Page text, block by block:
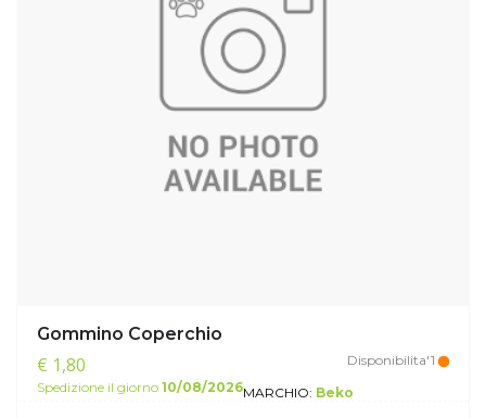
Gommino Coperchio
€ 1,80
Disponibilita'1
Spedizione il giorno 10/08/2026MARCHIO: Beko